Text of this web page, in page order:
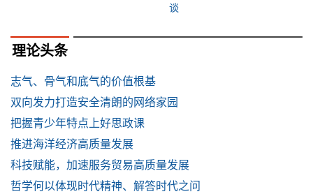
谈
理论头条
志气、骨气和底气的价值根基
双向发力打造安全清朗的网络家园
把握青少年特点上好思政课
推进海洋经济高质量发展
科技赋能，加速服务贸易高质量发展
哲学何以体现时代精神、解答时代之问